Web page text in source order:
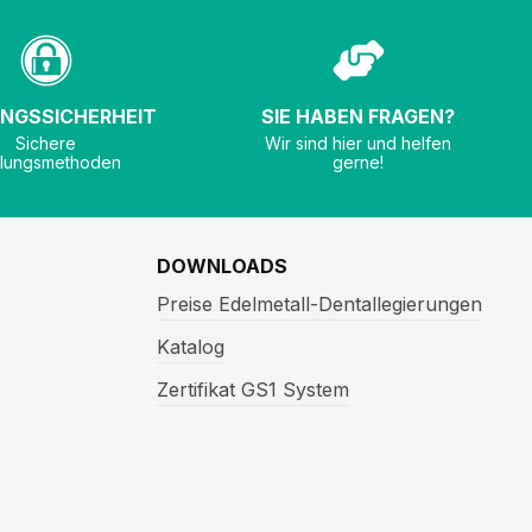
Sichere
SIE HABEN FRAGEN?
Wir sind hier und helfen
gerne!
DOWNLOADS
Preise Edelmetall-Dentallegierungen
Katalog
Zertifikat GS1 System